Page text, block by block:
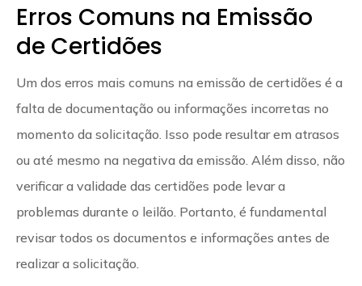
Erros Comuns na Emissão
de Certidões
Um dos erros mais comuns na emissão de certidões é a
falta de documentação ou informações incorretas no
momento da solicitação. Isso pode resultar em atrasos
ou até mesmo na negativa da emissão. Além disso, não
verificar a validade das certidões pode levar a
problemas durante o leilão. Portanto, é fundamental
revisar todos os documentos e informações antes de
realizar a solicitação.